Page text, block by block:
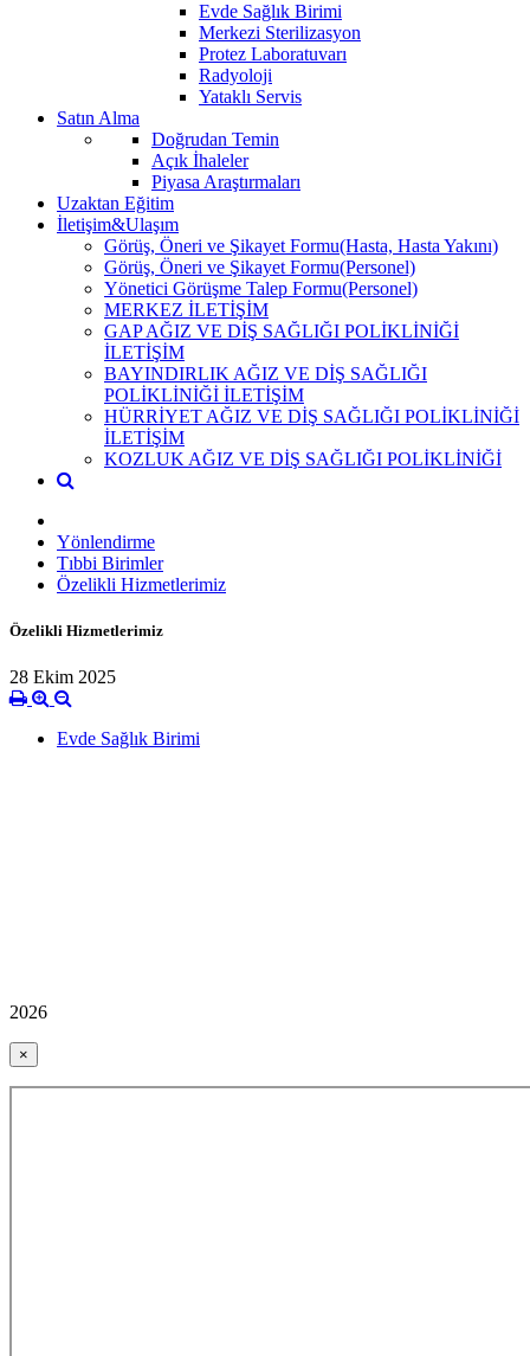
Evde Sağlık Birimi
Merkezi Sterilizasyon
Protez Laboratuvarı
Radyoloji
Yataklı Servis
Satın Alma
Doğrudan Temin
Açık İhaleler
Piyasa Araştırmaları
Uzaktan Eğitim
İletişim&Ulaşım
Görüş, Öneri ve Şikayet Formu(Hasta, Hasta Yakını)
Görüş, Öneri ve Şikayet Formu(Personel)
Yönetici Görüşme Talep Formu(Personel)
MERKEZ İLETİŞİM
GAP AĞIZ VE DİŞ SAĞLIĞI POLİKLİNİĞİ
İLETİŞİM
BAYINDIRLIK AĞIZ VE DİŞ SAĞLIĞI
POLİKLİNİĞİ İLETİŞİM
HÜRRİYET AĞIZ VE DİŞ SAĞLIĞI POLİKLİNİĞİ
İLETİŞİM
KOZLUK AĞIZ VE DİŞ SAĞLIĞI POLİKLİNİĞİ
Yönlendirme
Tıbbi Birimler
Özelikli Hizmetlerimiz
Özelikli Hizmetlerimiz
28 Ekim 2025
Evde Sağlık Birimi
2026
×